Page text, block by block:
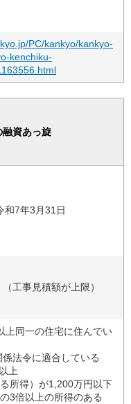
PC/kankyo/kankyo-
kenchiku-
資あっ旋
和7年3月31日
工事見積額が上限）
上同一の住宅に住んでい
法令に適合している
上
所得）が1,200万円以下
3倍以上の所得のある